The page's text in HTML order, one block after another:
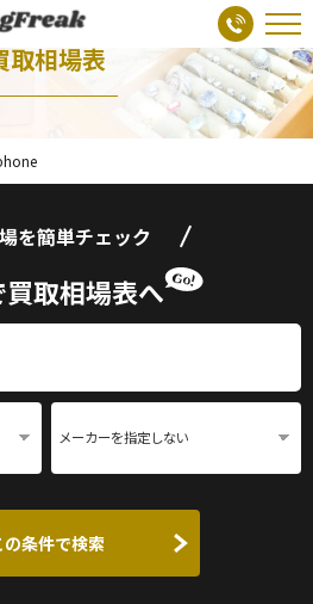
取相場表
を簡単チェック
取相場表へ
の条件で検索